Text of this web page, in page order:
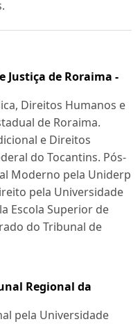
Justiça de Roraima -
Direitos Humanos e
de Roraima.
e Direitos
do Tocantins. Pós-
Moderno pela Uniderp
pela Universidade
Escola Superior de
do Tribunal de
Regional da
pela Universidade